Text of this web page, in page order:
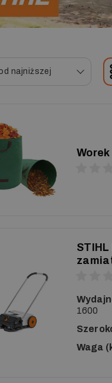
najniższej
1600
Waga